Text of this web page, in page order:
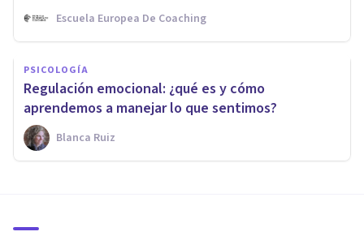
Escuela Europea De Coaching
PSICOLOGÍA
Regulación emocional: ¿qué es y cómo
aprendemos a manejar lo que sentimos?
Blanca Ruiz